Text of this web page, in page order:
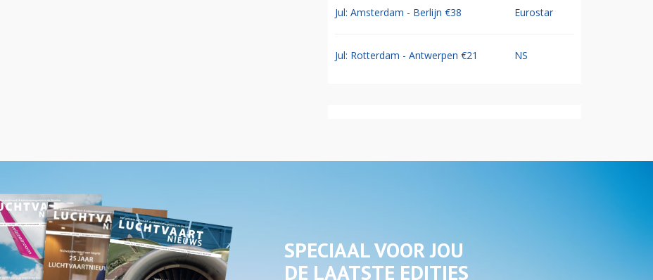
Jul: Amsterdam - Berlijn €38 Eurostar
Jul: Rotterdam - Antwerpen €21 NS
SPECIAAL VOOR JOU
DE LAATSTE EDITIES